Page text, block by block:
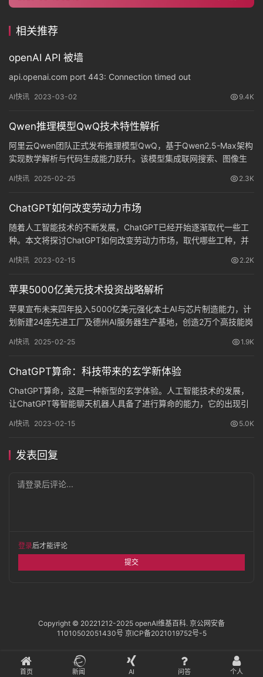
相关推荐
openAI API 被墙
api.openai.com port 443: Connection timed out
AI快讯 2023-03-02 9.4K
Qwen推理模型QwQ技术特性解析
阿里云Qwen团队正式发布推理模型QwQ，基于Qwen2.5-Max架构
实现数学解析与代码生成能力跃升。该模型集成联网搜索、图像生
Apache 2.0开源协议，为开发者提供全栈式AI解决方案。
AI快讯 2025-02-25 2.3K
ChatGPT如何改变劳动力市场
随着人工智能技术的不断发展，ChatGPT已经开始逐渐取代一些工
种。本文将探讨ChatGPT如何改变劳动力市场，取代哪些工种，并
AI快讯 2023-02-15 2.2K
苹果5000亿美元技术投资战略解析
苹果宣布未来四年投入5000亿美元强化本土AI与芯片制造能力，计
划新建24座先进工厂及德州AI服务器生产基地，创造2万个高技能岗
的关键转折。
AI快讯 2025-02-25 1.9K
ChatGPT算命：科技带来的玄学新体验
ChatGPT算命，这是一种新型的玄学体验。人工智能技术的发展，
让ChatGPT等智能聊天机器人具备了进行算命的能力，它的出现引
及这种新型算命的优缺点。
AI快讯 2023-02-15 5.0K
发表回复
请登录后评论...
登录后才能评论
提交
Copyright © 20221212-2025 openAI维基百科. 京公网安备
11010502051430号 京ICP备2021019752号-5
首页 新闻 AI 问答 个人